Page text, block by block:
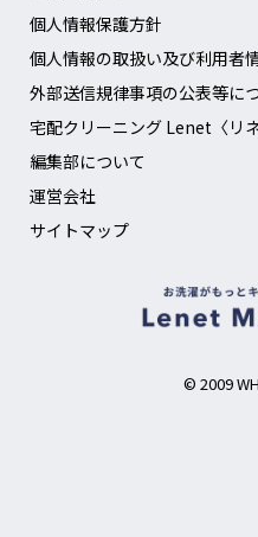
個人情報保護方針
個人情報の取扱い及び利用者
外部送信規律事項の公表等に
宅配クリーニング Lenet〈リネ
編集部について
運営会社
サイトマップ
© 2009